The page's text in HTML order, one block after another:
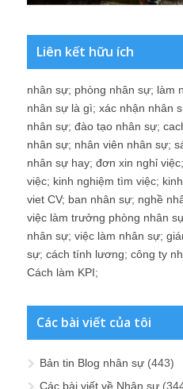
Liên kết hữu ích
nhân sự; phòng nhân sự; làm
nhân sự là gì; xác nhận nhân
nhân sự; đào tạo nhân sự;
nhân sự; nhân viên nhân sự;
nhân sự hay; đơn xin nghỉ việc;
việc; kinh nghiệm tìm việc;
viet CV; ban nhân sự; nghề
việc làm trưởng phòng nhân
nhân sự; việc làm nhân sự;
sự; cách tính lương; công ty
Cách làm KPI;
Các bài viết của tôi
Bản tin Blog nhân sự (443)
Các bài viết về Nhân sự